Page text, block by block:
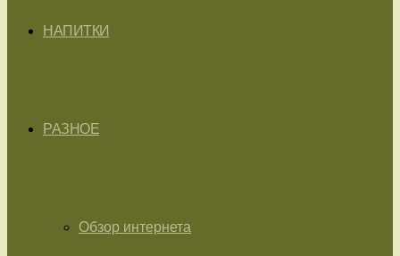
НАПИТКИ
РАЗНОЕ
Обзор интернета